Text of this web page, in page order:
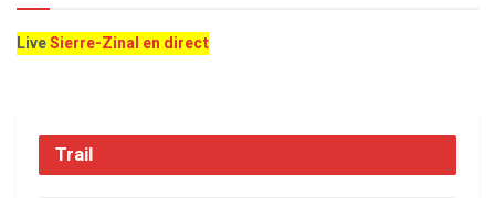
LiveSierre-Zinal en direct
Trail